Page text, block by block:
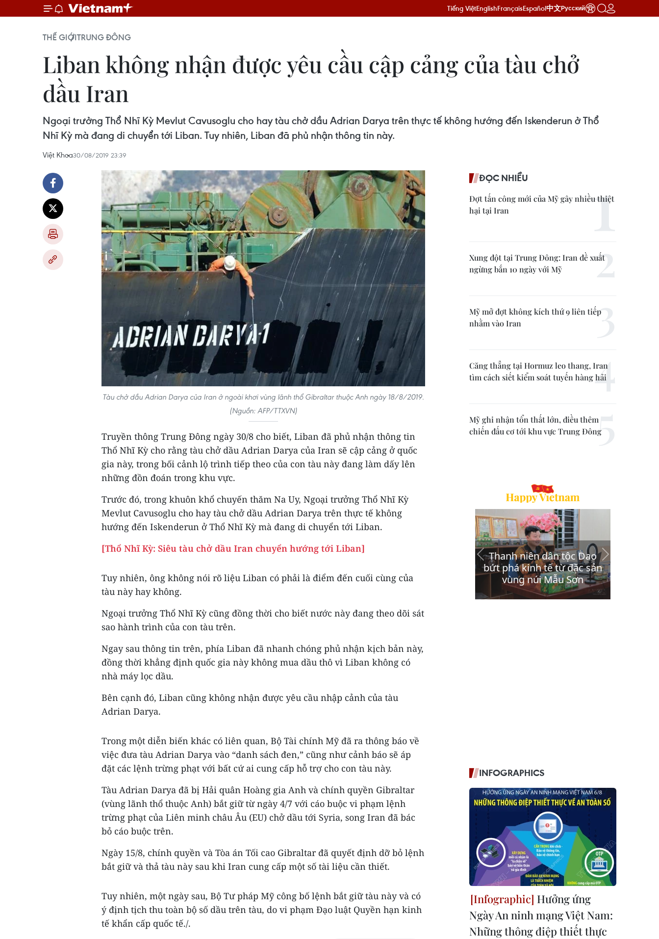
Tiếng ViệtEnglishFrançaisEspañol中文Русский
THẾ GIỚITRUNG ĐÔNG
Liban không nhận được yêu cầu cập cảng của tàu chở
dầu Iran
Ngoại trưởng Thổ Nhĩ Kỳ Mevlut Cavusoglu cho hay tàu chở dầu Adrian Darya trên thực tế không hướng đến Iskenderun ở Thổ
Nhĩ Kỳ mà đang di chuyển tới Liban. Tuy nhiên, Liban đã phủ nhận thông tin này.
Việt Khoa30/08/2019 23:39
Tàu chở dầu Adrian Darya của Iran ở ngoài khơi vùng lãnh thổ Gibraltar thuộc Anh ngày 18/8/2019.
(Nguồn: AFP/TTXVN)
Truyền thông Trung Đông ngày 30/8 cho biết, Liban đã phủ nhận thông tin
Thổ Nhĩ Kỳ cho rằng tàu chở dầu Adrian Darya của Iran sẽ cập cảng ở quốc
gia này, trong bối cảnh lộ trình tiếp theo của con tàu này đang làm dấy lên
những đồn đoán trong khu vực.
Trước đó, trong khuôn khổ chuyến thăm Na Uy, Ngoại trưởng Thổ Nhĩ Kỳ
Mevlut Cavusoglu cho hay tàu chở dầu Adrian Darya trên thực tế không
hướng đến Iskenderun ở Thổ Nhĩ Kỳ mà đang di chuyển tới Liban.
[Thổ Nhĩ Kỳ: Siêu tàu chở dầu Iran chuyển hướng tới Liban]
Tuy nhiên, ông không nói rõ liệu Liban có phải là điểm đến cuối cùng của
tàu này hay không.
Ngoại trưởng Thổ Nhĩ Kỳ cũng đồng thời cho biết nước này đang theo dõi sát
sao hành trình của con tàu trên.
Ngay sau thông tin trên, phía Liban đã nhanh chóng phủ nhận kịch bản này,
đồng thời khẳng định quốc gia này không mua dầu thô vì Liban không có
nhà máy lọc dầu.
Bên cạnh đó, Liban cũng không nhận được yêu cầu nhập cảnh của tàu
Adrian Darya.
Trong một diễn biến khác có liên quan, Bộ Tài chính Mỹ đã ra thông báo về
việc đưa tàu Adrian Darya vào “danh sách đen,” cũng như cảnh báo sẽ áp
đặt các lệnh trừng phạt với bất cứ ai cung cấp hỗ trợ cho con tàu này.
Tàu Adrian Darya đã bị Hải quân Hoàng gia Anh và chính quyền Gibraltar
(vùng lãnh thổ thuộc Anh) bắt giữ từ ngày 4/7 với cáo buộc vi phạm lệnh
trừng phạt của Liên minh châu Âu (EU) chở dầu tới Syria, song Iran đã bác
bỏ cáo buộc trên.
Ngày 15/8, chính quyền và Tòa án Tối cao Gibraltar đã quyết định dỡ bỏ lệnh
bắt giữ và thả tàu này sau khi Iran cung cấp một số tài liệu cần thiết.
Tuy nhiên, một ngày sau, Bộ Tư pháp Mỹ công bố lệnh bắt giữ tàu này và có
ý định tịch thu toàn bộ số dầu trên tàu, do vi phạm Đạo luật Quyền hạn kinh
tế khẩn cấp quốc tế./.
ĐỌC NHIỀU
Đợt tấn công mới của Mỹ gây nhiều thiệt
hại tại Iran
Xung đột tại Trung Đông: Iran đề xuất
ngừng bắn 10 ngày với Mỹ
Mỹ mở đợt không kích thứ 9 liên tiếp
nhằm vào Iran
Căng thẳng tại Hormuz leo thang, Iran
tìm cách siết kiểm soát tuyến hàng hải
Mỹ ghi nhận tổn thất lớn, điều thêm
chiến đấu cơ tới khu vực Trung Đông
INFOGRAPHICS
Hưởng ứng
Ngày An ninh mạng Việt Nam:
Những thông điệp thiết thực